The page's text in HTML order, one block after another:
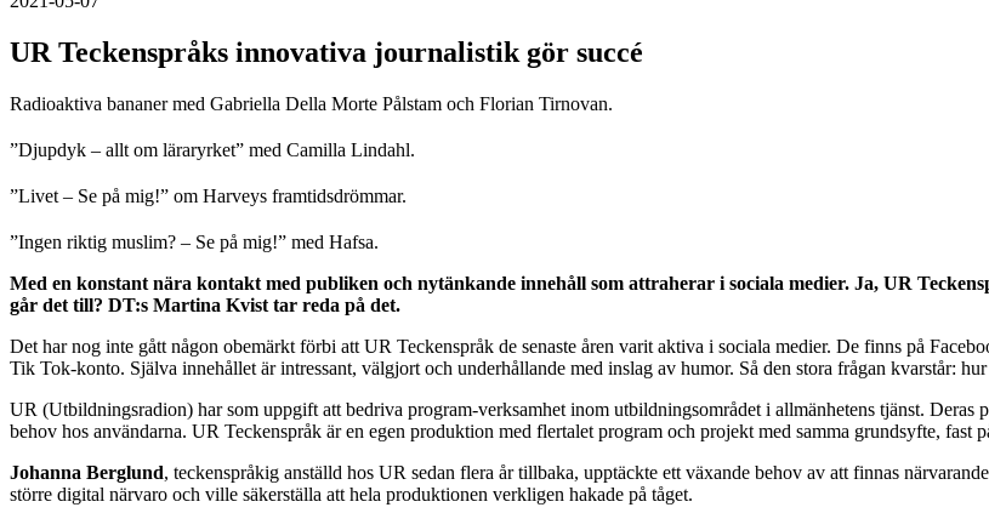
UR Teckenspråks innovativa journalistik gör succé
Radioaktiva bananer med Gabriella Della Morte Pålstam och Florian Tirnovan.
”Djupdyk – allt om läraryrket” med Camilla Lindahl.
”Livet – Se på mig!” om Harveys framtidsdrömmar.
”Ingen riktig muslim? – Se på mig!” med Hafsa.
Med en konstant nära kontakt med publiken och nytänkande innehåll som attraherar i sociala medier. Ja, UR
går det till? DT:s Martina Kvist tar reda på det.
Det har nog inte gått någon obemärkt förbi att UR Teckenspråk de senaste åren varit aktiva i sociala medier. De finns på
Tik Tok-konto. Själva innehållet är intressant, välgjort och underhållande med inslag av humor. Så den stora frågan kvarstår:
UR (Utbildningsradion) har som uppgift att bedriva program-verksamhet inom utbildningsområdet i allmänhetens tjänst.
behov hos användarna. UR Teckenspråk är en egen produktion med flertalet program och projekt med samma grundsyfte, fast
Johanna Berglund, teckenspråkig anställd hos UR sedan flera år tillbaka, upptäckte ett växande behov av att finnas
större digital närvaro och ville säkerställa att hela produktionen verkligen hakade på tåget.